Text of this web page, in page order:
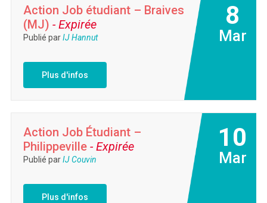
Action Job étudiant – Braives
(MJ) - Expirée
Publié par IJ Hannut
Plus d'infos
8
Mar
Action Job Étudiant –
Philippeville - Expirée
Publié par IJ Couvin
Plus d'infos
10
Mar